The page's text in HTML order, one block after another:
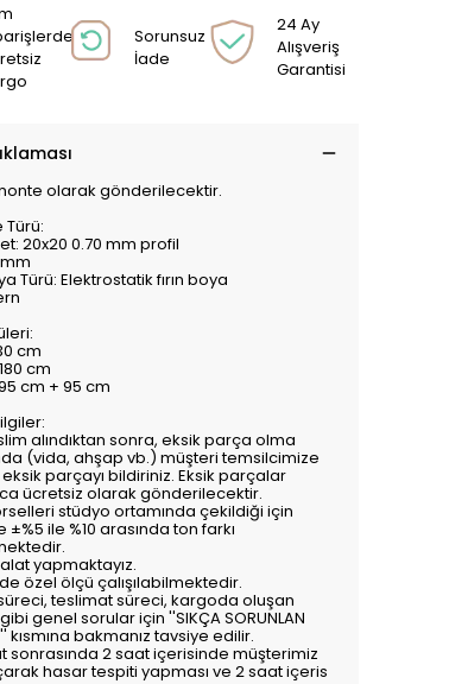
Sorunsuz
İade
24 Ay
Alışveriş
Garantisi
olarak gönderilecektir.
20x20 0.70 mm profil
Türü: Elektrostatik fırın boya
cm
cm
cm + 95 cm
alındıktan sonra, eksik parça olma
(vida, ahşap vb.) müşteri temsilcimize
parçayı bildiriniz. Eksik parçalar
ücretsiz olarak gönderilecektir.
stüdyo ortamında çekildiği için
ile %10 arasında ton farkı
yapmaktayız.
özel ölçü çalışılabilmektedir.
teslimat süreci, kargoda oluşan
genel sorular için ''SIKÇA SORUNLAN
kısmına bakmanız tavsiye edilir.
sonrasında 2 saat içerisinde müşterimiz
hasar tespiti yapması ve 2 saat içeris